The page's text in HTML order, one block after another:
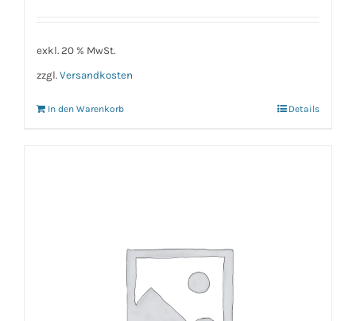
exkl. 20 % MwSt.
zzgl. Versandkosten
In den Warenkorb Details